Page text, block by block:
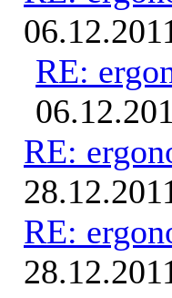
RE:
RE:
RE: